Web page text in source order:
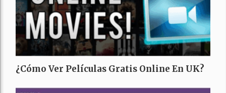
¿Cómo Ver Películas Gratis Online En UK?